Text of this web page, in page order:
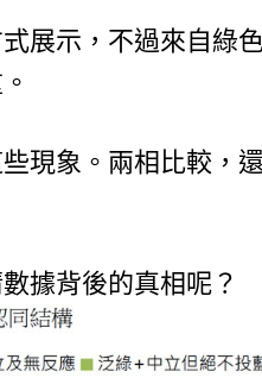
展示，不過來自綠
現象。兩相比較，
據背後的真相呢？